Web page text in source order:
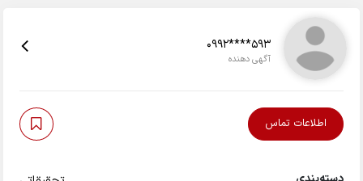
0992****593
آگهی دهنده
اطلاعات تماس